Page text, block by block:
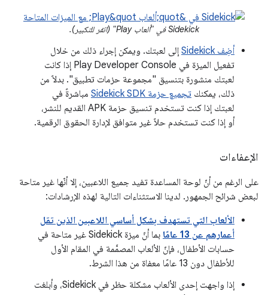
‫Sidekick في "ألعاب Play" (انقر للتكبير).
أضِف Sidekick
إلى لعبتك. ويمكن إجراء ذلك من خلال
تفعيل الميزة في Play Developer Console إذا كانت
لعبتك منشورة بتنسيق "مجموعة حزمات تطبيق". بدلاً من
ذلك، يمكنك تجميع حزمة Sidekick SDK
مباشرةً في
لعبتك إذا كنت تستخدم تنسيق حزمة APK القديم للنشر،
أو إذا كنت تستخدم حلاً غير متوافق لإدارة الحقوق الرقمية.
الإعفاءات
على الرغم من أنّ لوحة المساعدة تفيد جميع اللاعبين، إلا أنّها غير متاحة
لبعض شرائح الجمهور. لدينا الاستثناءات التالية لهذه الإرشادات:
الألعاب التي تستهدف بشكل أساسي اللاعبين الذين تقل
أعمارهم عن 13 عامًا
بما أنّ ميزة Sidekick غير متاحة في
حسابات الأطفال، فإنّ الألعاب المصمَّمة في المقام الأول
للأطفال دون 13 عامًا معفاة من هذا الشرط.
إذا واجهت إحدى الألعاب مشكلة حظر في Sidekick، وأبلغت